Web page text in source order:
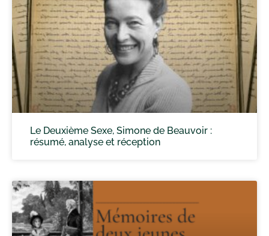
Le Deuxième Sexe, Simone de Beauvoir :
résumé, analyse et réception